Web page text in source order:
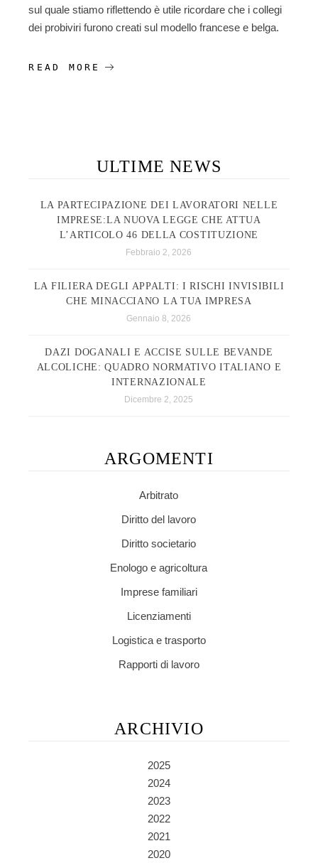
sul quale stiamo riflettendo è utile ricordare che i collegi
dei probiviri furono creati sul modello francese e belga.
READ MORE
ULTIME NEWS
LA PARTECIPAZIONE DEI LAVORATORI NELLE
IMPRESE:LA NUOVA LEGGE CHE ATTUA
L’ARTICOLO 46 DELLA COSTITUZIONE
Febbraio 2, 2026
LA FILIERA DEGLI APPALTI: I RISCHI INVISIBILI
CHE MINACCIANO LA TUA IMPRESA
Gennaio 8, 2026
DAZI DOGANALI E ACCISE SULLE BEVANDE
ALCOLICHE: QUADRO NORMATIVO ITALIANO E
INTERNAZIONALE
Dicembre 2, 2025
ARGOMENTI
Arbitrato
Diritto del lavoro
Diritto societario
Enologo e agricoltura
Imprese familiari
Licenziamenti
Logistica e trasporto
Rapporti di lavoro
ARCHIVIO
2025
2024
2023
2022
2021
2020